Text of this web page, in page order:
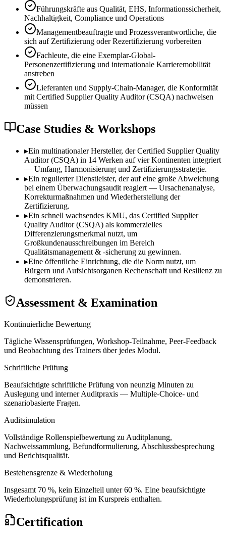
Führungskräfte aus Qualität, EHS, Informationssicherheit,
Nachhaltigkeit, Compliance und Operations
Managementbeauftragte und Prozessverantwortliche, die
sich auf Zertifizierung oder Rezertifizierung vorbereiten
Fachleute, die eine Exemplar-Global-
Personenzertifizierung und internationale Karrieremobilität
anstreben
Lieferanten und Supply-Chain-Manager, die Konformität
mit Certified Supplier Quality Auditor (CSQA) nachweisen
müssen
Case Studies & Workshops
▸Ein multinationaler Hersteller, der Certified Supplier Quality
Auditor (CSQA) in 14 Werken auf vier Kontinenten integriert
— Umfang, Harmonisierung und Zertifizierungsstrategie.
▸Ein regulierter Dienstleister, der auf eine große Abweichung
bei einem Überwachungsaudit reagiert — Ursachenanalyse,
Korrekturmaßnahmen und Wiederherstellung der
Zertifizierung.
▸Ein schnell wachsendes KMU, das Certified Supplier
Quality Auditor (CSQA) als kommerzielles
Differenzierungsmerkmal nutzt, um
Großkundenausschreibungen im Bereich
Qualitätsmanagement & -sicherung zu gewinnen.
▸Eine öffentliche Einrichtung, die die Norm nutzt, um
Bürgern und Aufsichtsorganen Rechenschaft und Resilienz zu
demonstrieren.
Assessment & Examination
Kontinuierliche Bewertung
Tägliche Wissensprüfungen, Workshop-Teilnahme, Peer-Feedback
und Beobachtung des Trainers über jedes Modul.
Schriftliche Prüfung
Beaufsichtigte schriftliche Prüfung von neunzig Minuten zu
Auslegung und interner Auditpraxis — Multiple-Choice- und
szenariobasierte Fragen.
Auditsimulation
Vollständige Rollenspielbewertung zu Auditplanung,
Nachweissammlung, Befundformulierung, Abschlussbesprechung
und Berichtsqualität.
Bestehensgrenze & Wiederholung
Insgesamt 70 %, kein Einzelteil unter 60 %. Eine beaufsichtigte
Wiederholungsprüfung ist im Kurspreis enthalten.
Certification